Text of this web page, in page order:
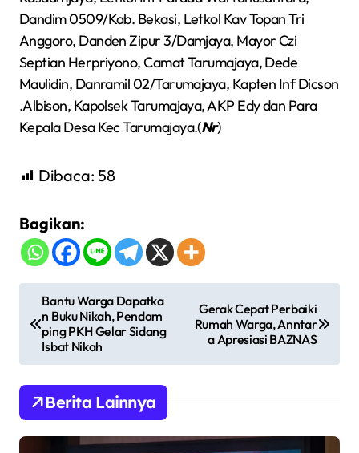
Dandim 0509/Kab. Bekasi, Letkol Kav Topan Tri
Anggoro, Danden Zipur 3/Damjaya, Mayor Czi
Septian Herpriyono, Camat Tarumajaya, Dede
Maulidin, Danramil 02/Tarumajaya, Kapten Inf Dicson
.Albison, Kapolsek Tarumajaya, AKP Edy dan Para
Kepala Desa Kec Tarumajaya.(Nr)
Dibaca: 58
Bagikan:
a
a
Bantu Warga Dapatka
n Buku Nikah, Pendam
ping PKH Gelar Sidang
Isbat Nikah
Gerak Cepat Perbaiki
Rumah Warga, Anntar
a Apresiasi BAZNAS
Berita Lainnya